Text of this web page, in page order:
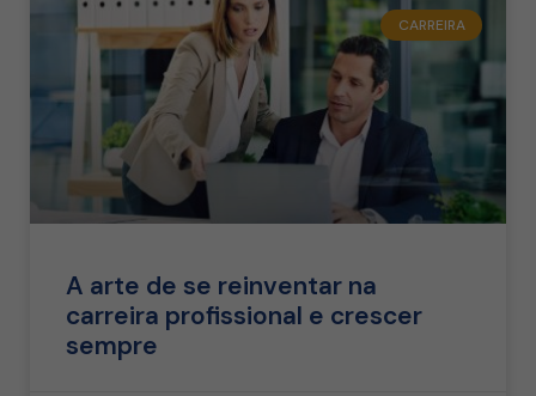
CARREIRA
A arte de se reinventar na
carreira profissional e crescer
sempre